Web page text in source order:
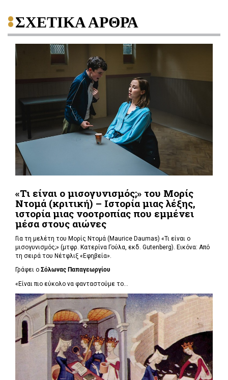
ΣΧΕΤΙΚΑ ΑΡΘΡΑ
«Τι είναι ο μισογυνισμός;» του Μορίς
Ντομά (κριτική) – Ιστορία μιας λέξης,
ιστορία μιας νοοτροπίας που εμμένει
μέσα στους αιώνες
Για τη μελέτη του Μορίς Ντομά (Maurice Daumas) «Τι είναι ο
μισογυνισμός;» (μτφρ. Κατερίνα Γούλα, εκδ. Gutenberg). Εικόνα: Από
τη σειρά του Νέτφλιξ «Εφηβεία».
Γράφει ο Σόλωνας Παπαγεωργίου
«Είναι πιο εύκολο να φανταστούμε το...